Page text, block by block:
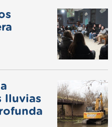
lluvias